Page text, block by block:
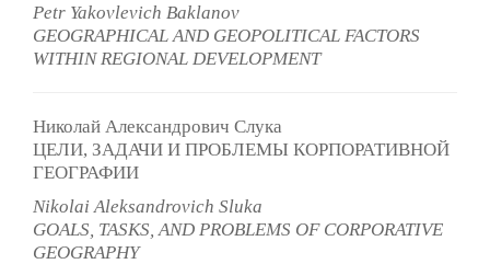
Petr Yakovlevich Baklanov
GEOGRAPHICAL AND GEOPOLITICAL FACTORS
WITHIN REGIONAL DEVELOPMENT
Николай Александрович Слука
ЦЕЛИ, ЗАДАЧИ И ПРОБЛЕМЫ КОРПОРАТИВНОЙ
ГЕОГРАФИИ
Nikolai Aleksandrovich Sluka
GOALS, TASKS, AND PROBLEMS OF CORPORATIVE
GEOGRAPHY